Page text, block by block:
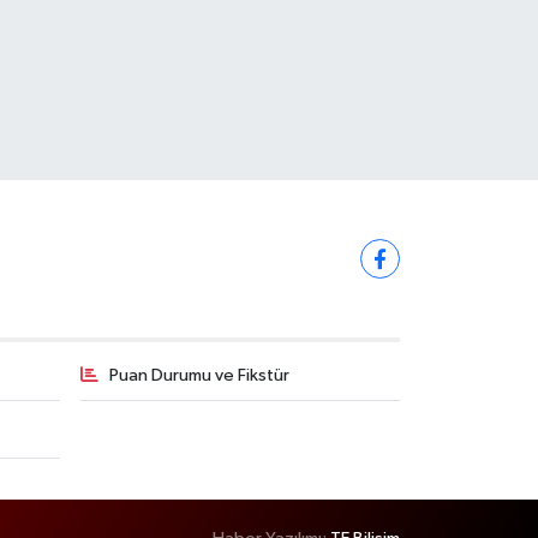
Puan Durumu ve Fikstür